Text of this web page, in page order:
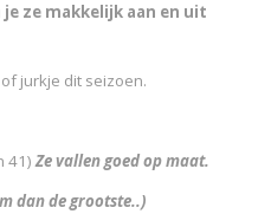
ze makkelijk aan en uit
jurkje dit seizoen.
41)Ze vallen goed op maat.
dan de grootste..)